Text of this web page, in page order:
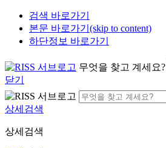
검색 바로가기
본문 바로가기(skip to content)
하단정보 바로가기
무엇을 찾고 계세요?
닫기
상세검색
상세검색